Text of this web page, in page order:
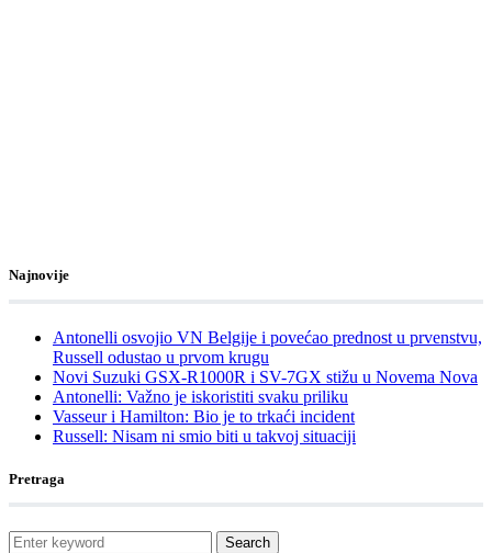
Najnovije
Antonelli osvojio VN Belgije i povećao prednost u prvenstvu,
Russell odustao u prvom krugu
Novi Suzuki GSX-R1000R i SV-7GX stižu u Novema Nova
Antonelli: Važno je iskoristiti svaku priliku
Vasseur i Hamilton: Bio je to trkaći incident
Russell: Nisam ni smio biti u takvoj situaciji
Pretraga
Search